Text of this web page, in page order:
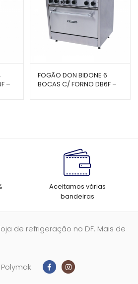
–
FOGÃO DON BIDONE 6
BOCAS C/ FORNO DB6F –
Aceitamos várias
bandeiras
de refrigeração no DF. Mais de